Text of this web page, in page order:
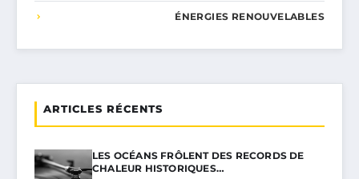
ÉNERGIES RENOUVELABLES
ARTICLES RÉCENTS
LES OCÉANS FRÔLENT DES RECORDS DE
CHALEUR HISTORIQUES…